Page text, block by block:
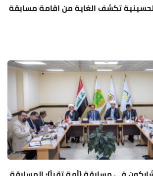
تكشف الغاية من اقامة مسابقة